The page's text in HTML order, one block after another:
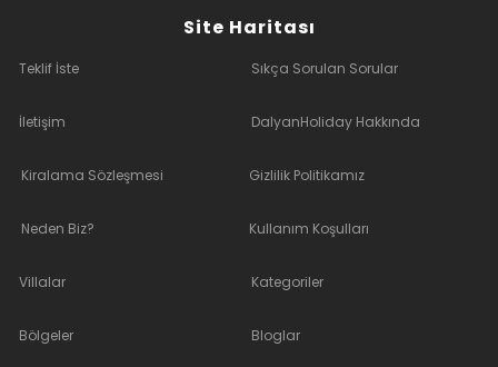
Site Haritası
Teklif İste Sıkça Sorulan Sorular
İletişim DalyanHoliday Hakkında
Kiralama Sözleşmesi Gizlilik Politikamız
Neden Biz? Kullanım Koşulları
Villalar Kategoriler
Bölgeler Bloglar